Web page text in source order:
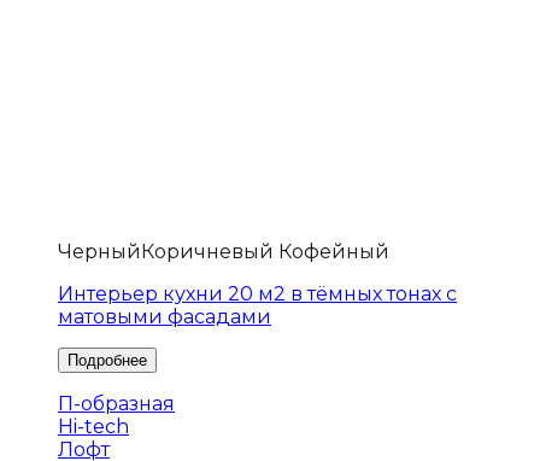
ЧерныйКоричневый Кофейный
Интерьер кухни 20 м2 в тёмных тонах с
матовыми фасадами
П-образная
Hi-tech
Лофт